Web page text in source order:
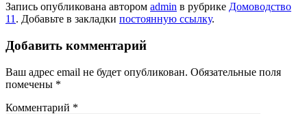
Запись опубликована автором admin в рубрике Домоводство
11. Добавьте в закладки постоянную ссылку.
Добавить комментарий
Ваш адрес email не будет опубликован. Обязательные поля
помечены *
Комментарий *